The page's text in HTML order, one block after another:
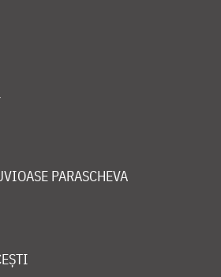
PARASCHEVA